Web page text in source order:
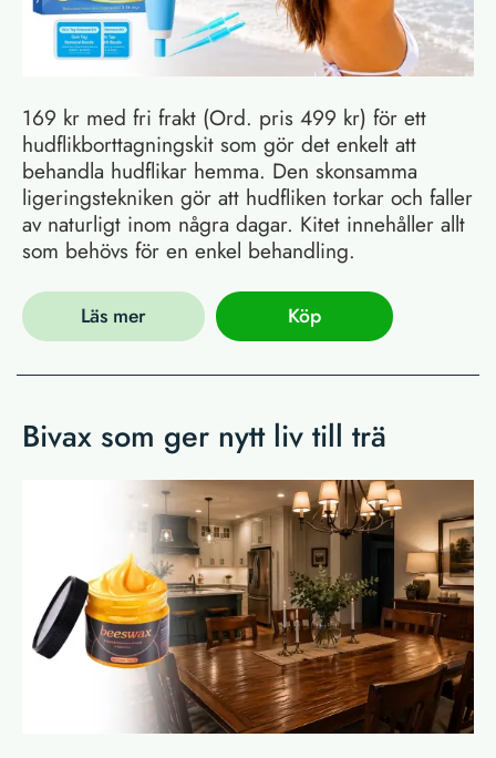
169 kr med fri frakt (Ord. pris 499 kr) för ett
hudflikborttagningskit som gör det enkelt att
behandla hudflikar hemma. Den skonsamma
ligeringstekniken gör att hudfliken torkar och faller
av naturligt inom några dagar. Kitet innehåller allt
som behövs för en enkel behandling.
Läs mer Köp
Bivax som ger nytt liv till trä